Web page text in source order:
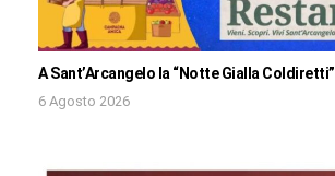
A Sant’Arcangelo la “Notte Gialla Coldiretti”
6 Agosto 2026